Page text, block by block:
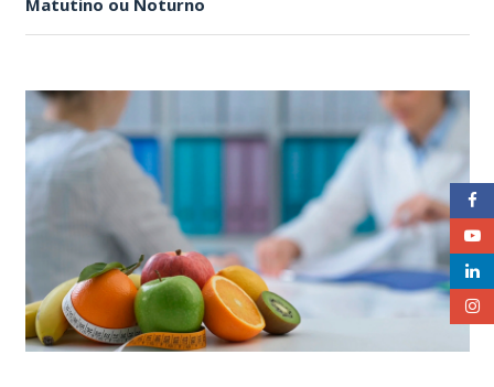
Matutino ou Noturno